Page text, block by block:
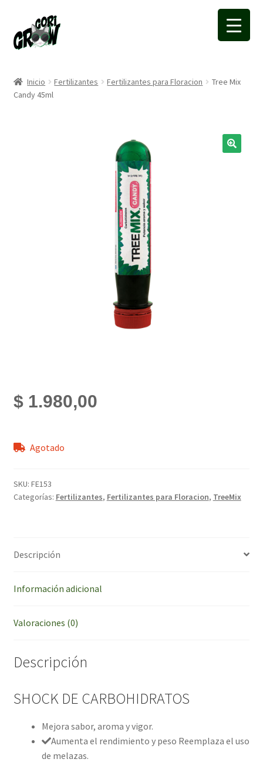
a
la
a
la
Inicio Fertilizantes Fertilizantes para Floracion
Tree Mix
Candy 45ml
$1.980,00
Agotado
SKU: FE153
Categorías: Fertilizantes, Fertilizantes para Floracion, TreeMix
Descripción
Información adicional
Valoraciones (0)
Descripción
SHOCK DE CARBOHIDRATOS
Mejora sabor, aroma y vigor.
Aumenta el rendimiento y peso Reemplaza el uso
de melazas.